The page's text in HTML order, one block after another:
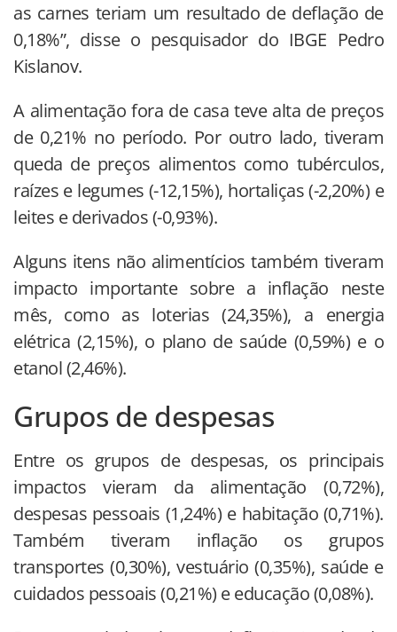
as carnes teriam um resultado de deflação de
0,18%”, disse o pesquisador do IBGE Pedro
Kislanov.
A alimentação fora de casa teve alta de preços
de 0,21% no período. Por outro lado, tiveram
queda de preços alimentos como tubérculos,
raízes e legumes (-12,15%), hortaliças (-2,20%) e
leites e derivados (-0,93%).
Alguns itens não alimentícios também tiveram
impacto importante sobre a inflação neste
mês, como as loterias (24,35%), a energia
elétrica (2,15%), o plano de saúde (0,59%) e o
etanol (2,46%).
Grupos de despesas
Entre os grupos de despesas, os principais
impactos vieram da alimentação (0,72%),
despesas pessoais (1,24%) e habitação (0,71%).
Também tiveram inflação os grupos
transportes (0,30%), vestuário (0,35%), saúde e
cuidados pessoais (0,21%) e educação (0,08%).